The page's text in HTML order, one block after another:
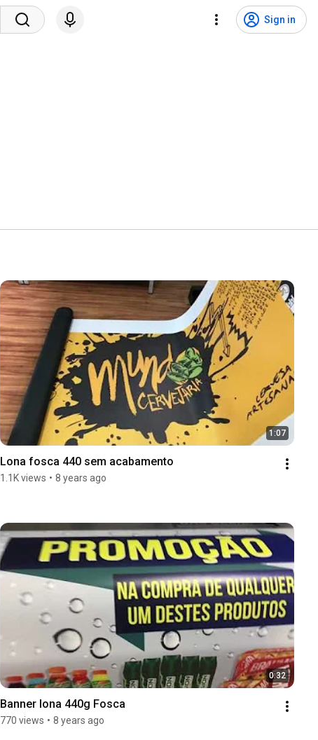
Sign in
1:07
Lona fosca 440 sem acabamento
1.1K views • 8 years ago
0:32
Banner lona 440g Fosca
770 views • 8 years ago